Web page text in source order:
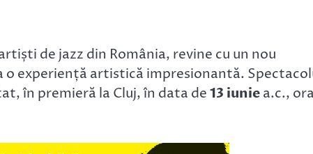
de jazz din România, revine cu un nou
o experiență artistică impresionantă.
în premieră la Cluj, în data de13 iuniea.c.,